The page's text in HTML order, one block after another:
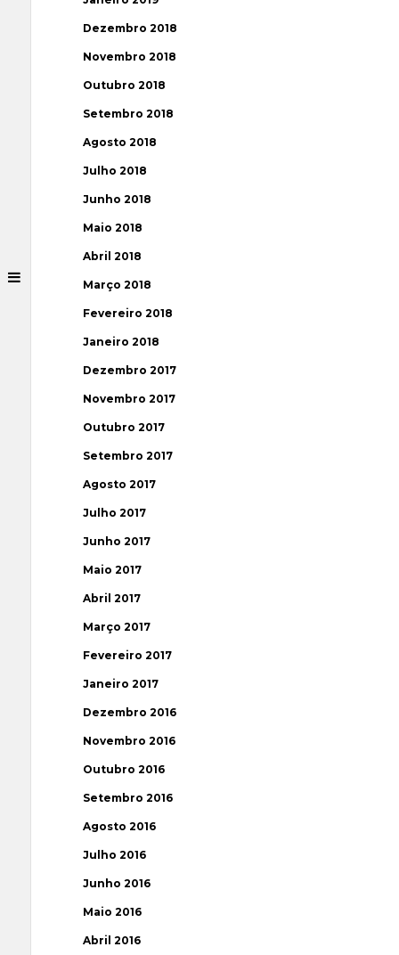
Dezembro 2018
Novembro 2018
Outubro 2018
Setembro 2018
Agosto 2018
Julho 2018
Junho 2018
Maio 2018
Abril 2018
Março 2018
Fevereiro 2018
Janeiro 2018
Dezembro 2017
Novembro 2017
Outubro 2017
Setembro 2017
Agosto 2017
Julho 2017
Junho 2017
Maio 2017
Abril 2017
Março 2017
Fevereiro 2017
Janeiro 2017
Dezembro 2016
Novembro 2016
Outubro 2016
Setembro 2016
Agosto 2016
Julho 2016
Junho 2016
Maio 2016
Abril 2016